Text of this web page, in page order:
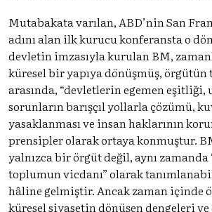
Mutabakata varılan, ABD’nin San
adını alan ilk kurucu konferansta o
devletin imzasıyla kurulan BM,
küresel bir yapıya dönüşmüş,
arasında, “devletlerin egemen eşitliği,
sorunların barışçıl yollarla çözümü,
yasaklanması ve insan haklarının
prensipler olarak ortaya konmuştur.
yalnızca bir örgüt değil, aynı zamanda
toplumun vicdanı” olarak
hâline gelmiştir. Ancak zaman içinde
küresel siyasetin dönüşen dengeleri